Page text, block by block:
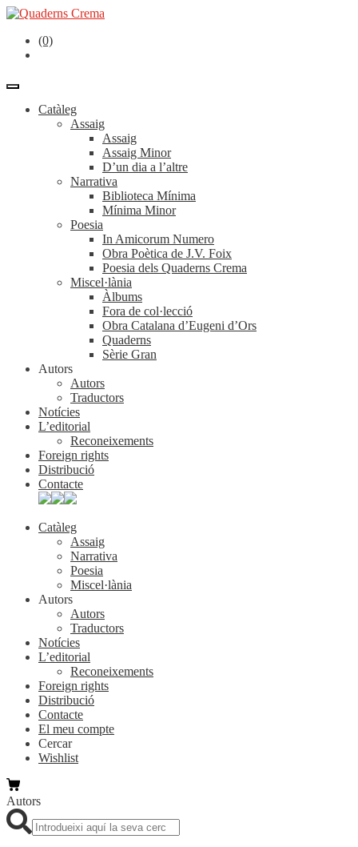
(0)
Catàleg
Assaig
Assaig
Assaig Minor
D’un dia a l’altre
Narrativa
Biblioteca Mínima
Mínima Minor
Poesia
In Amicorum Numero
Obra Poètica de J.V. Foix
Poesia dels Quaderns Crema
Miscel·lània
Àlbums
Fora de col·lecció
Obra Catalana d’Eugeni d’Ors
Quaderns
Sèrie Gran
Autors
Autors
Traductors
Notícies
L’editorial
Reconeixements
Foreign rights
Distribució
Contacte
Catàleg
Assaig
Narrativa
Poesia
Miscel·lània
Autors
Autors
Traductors
Notícies
L’editorial
Reconeixements
Foreign rights
Distribució
Contacte
El meu compte
Cercar
Wishlist
Autors